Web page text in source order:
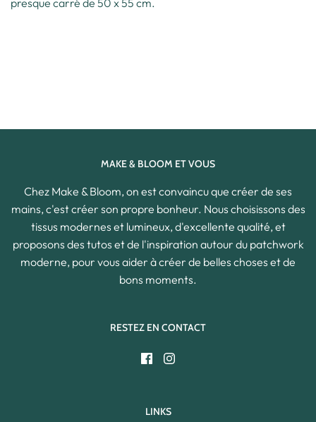
presque carré de 50 x 55 cm.
MAKE & BLOOM ET VOUS
Chez Make & Bloom, on est convaincu que créer de ses
mains, c'est créer son propre bonheur. Nous choisissons des
tissus modernes et lumineux, d'excellente qualité, et
proposons des tutos et de l'inspiration autour du patchwork
moderne, pour vous aider à créer de belles choses et de
bons moments.
RESTEZ EN CONTACT
LINKS